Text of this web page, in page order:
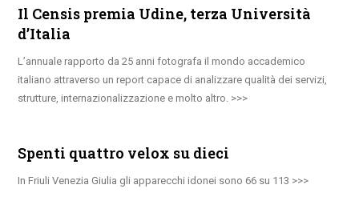
Il Censis premia Udine, terza Università
d’Italia
L’annuale rapporto da 25 anni fotografa il mondo accademico
italiano attraverso un report capace di analizzare qualità dei servizi,
strutture, internazionalizzazione e molto altro.
Spenti quattro velox su dieci
In Friuli Venezia Giulia gli apparecchi idonei sono 66 su 113